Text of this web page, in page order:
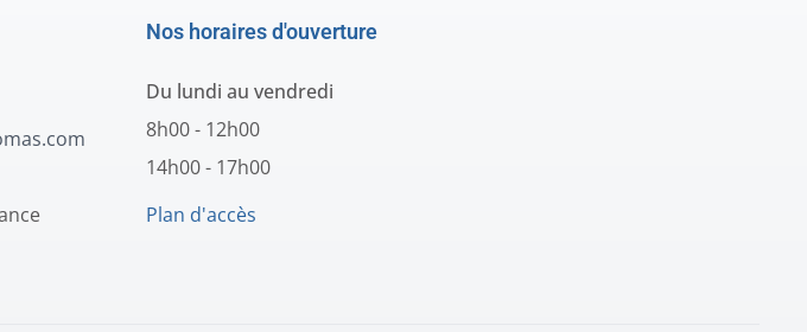
Nos horaires d'ouverture
Du lundi au vendredi
8h00 - 12h00
14h00 - 17h00
Plan d'accès